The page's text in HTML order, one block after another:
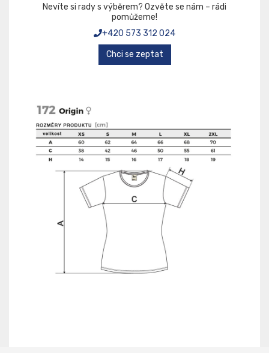
Nevíte si rady s výběrem? Ozvěte se nám – rádi
pomůžeme!
+420 573 312 024
Chci se zeptat